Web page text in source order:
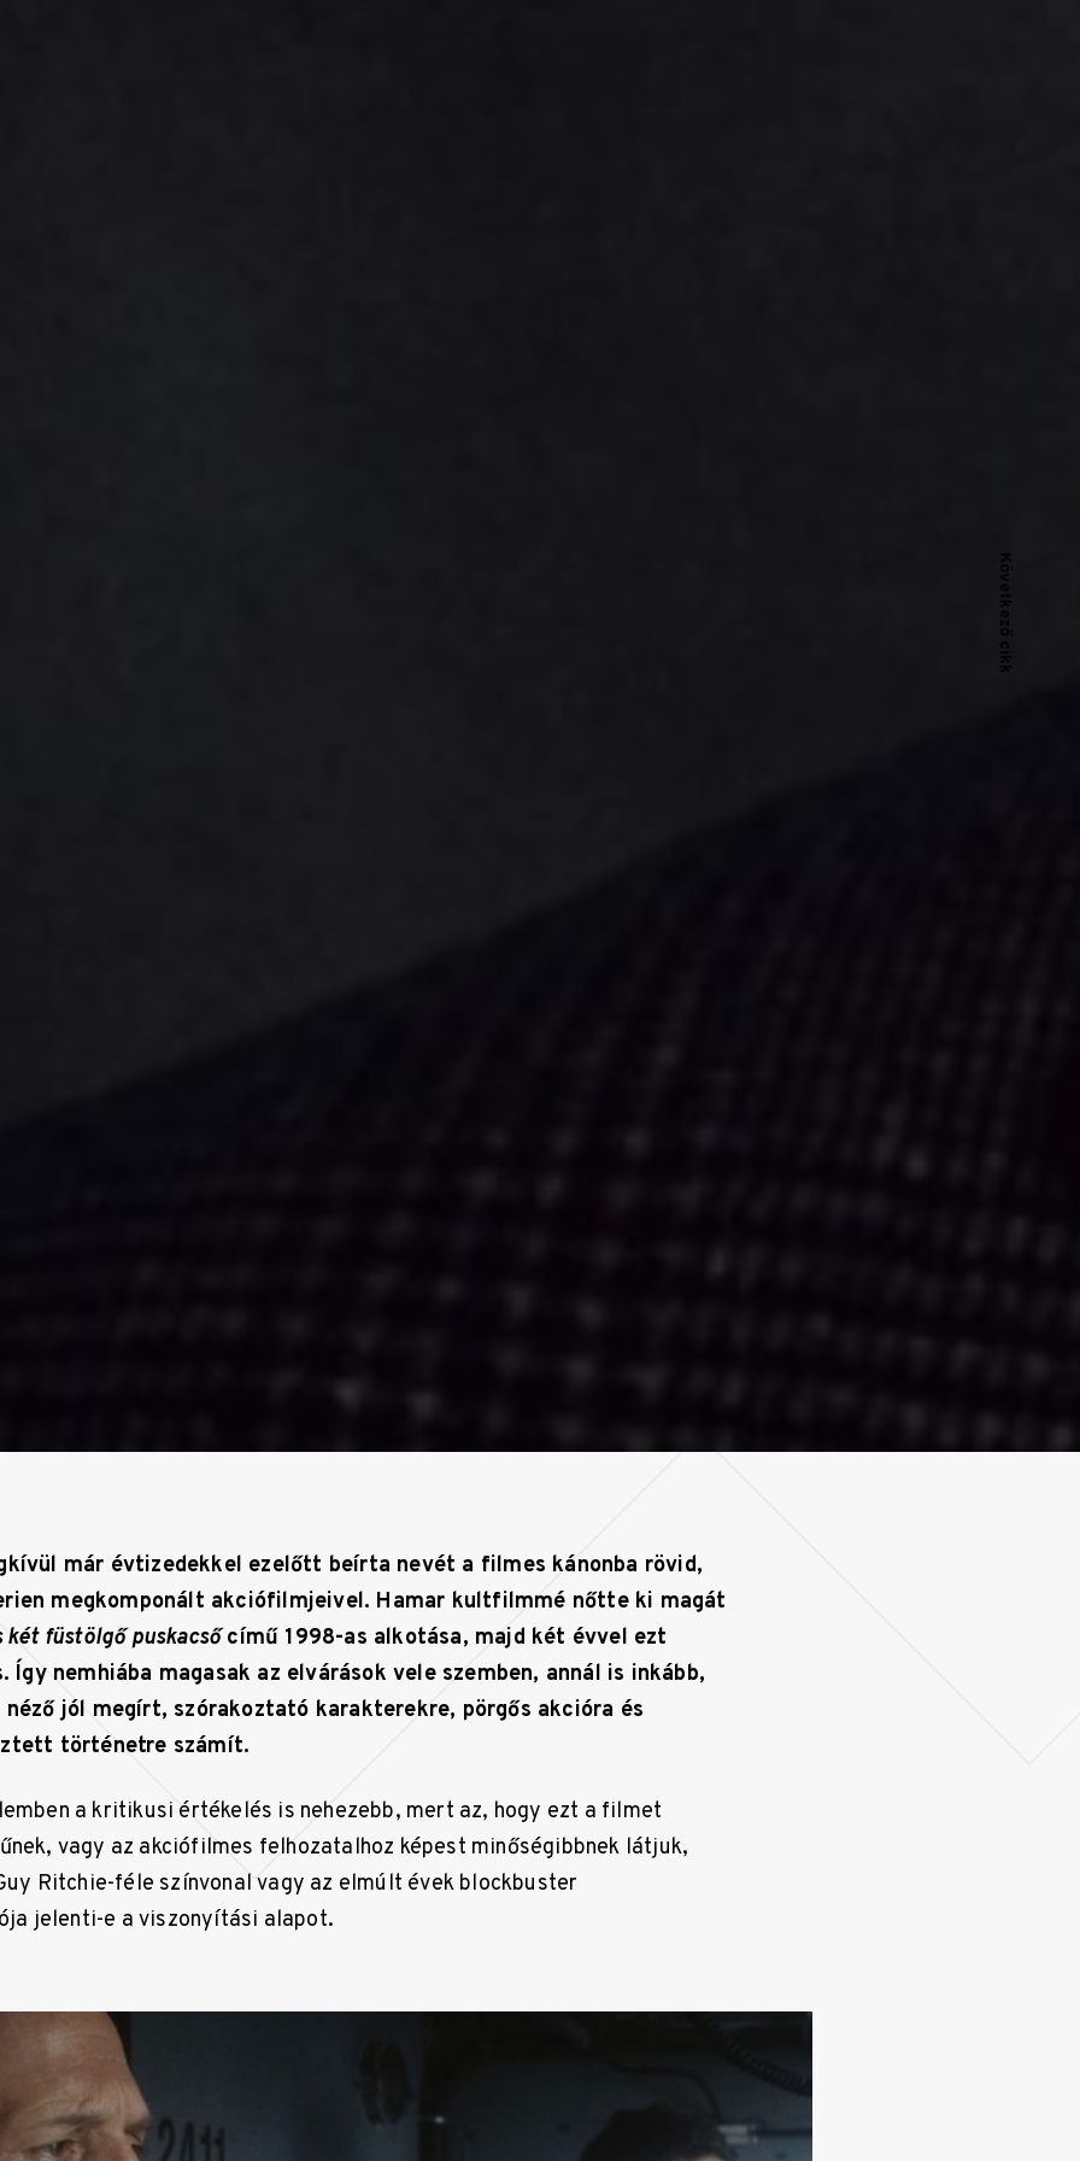
már évtizedekkel ezelőtt beírta nevét a filmes kánonba rövid,
megkomponált akciófilmjeivel. Hamar kultfilmmé nőtte ki magát
két füstölgő puskacsőcímű 1998-as alkotása, majd két évvel ezt
Így nemhiába magasak az elvárások vele szemben, annál is inkább,
jól megírt, szórakoztató karakterekre, pörgős akcióra és
történetre számít.
a kritikusi értékelés is nehezebb, mert az, hogy ezt a filmet
vagy az akciófilmes felhozatalhoz képest minőségibbnek látjuk,
Ritchie-féle színvonal vagy az elmúlt évek blockbuster
jelenti-e a viszonyítási alapot.
Következő cikk